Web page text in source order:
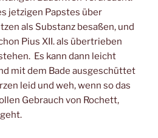
jetzigen Papstes über
als Substanz besaßen, und
Pius XII. als übertrieben
Es kann dann leicht
mit dem Bade ausgeschüttet
leid und weh, wenn so das
Gebrauch von Rochett,